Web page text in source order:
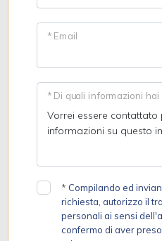
* Email
* Di quali informazioni hai
* Compilando ed
richiesta, autorizzo il
personali ai sensi
confermo di aver